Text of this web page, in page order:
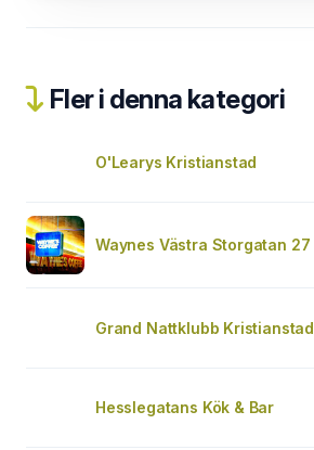
Fler i denna kategori
O'Learys Kristianstad
Waynes Västra Storgatan 27
Grand Nattklubb Kristianstad
Hesslegatans Kök & Bar